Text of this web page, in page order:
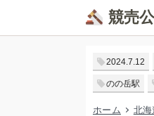
競売
2024.7.12
のの岳駅
ホーム 北海